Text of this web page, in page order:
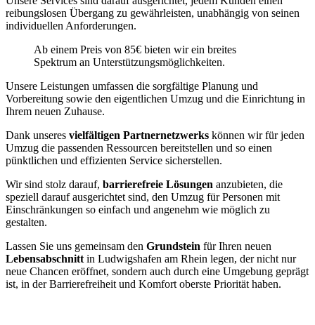
reibungslosen Übergang zu gewährleisten, unabhängig von seinen
individuellen Anforderungen.
Ab einem Preis von 85€ bieten wir ein breites
Spektrum an Unterstützungsmöglichkeiten.
Unsere Leistungen umfassen die sorgfältige Planung und
Vorbereitung sowie den eigentlichen Umzug und die Einrichtung in
Ihrem neuen Zuhause.
Dank unseres vielfältigen Partnernetzwerks können wir für jeden
Umzug die passenden Ressourcen bereitstellen und so einen
pünktlichen und effizienten Service sicherstellen.
Wir sind stolz darauf, barrierefreie Lösungen anzubieten, die
speziell darauf ausgerichtet sind, den Umzug für Personen mit
Einschränkungen so einfach und angenehm wie möglich zu
gestalten.
Lassen Sie uns gemeinsam den Grundstein für Ihren neuen
Lebensabschnitt in Ludwigshafen am Rhein legen, der nicht nur
neue Chancen eröffnet, sondern auch durch eine Umgebung geprägt
ist, in der Barrierefreiheit und Komfort oberste Priorität haben.